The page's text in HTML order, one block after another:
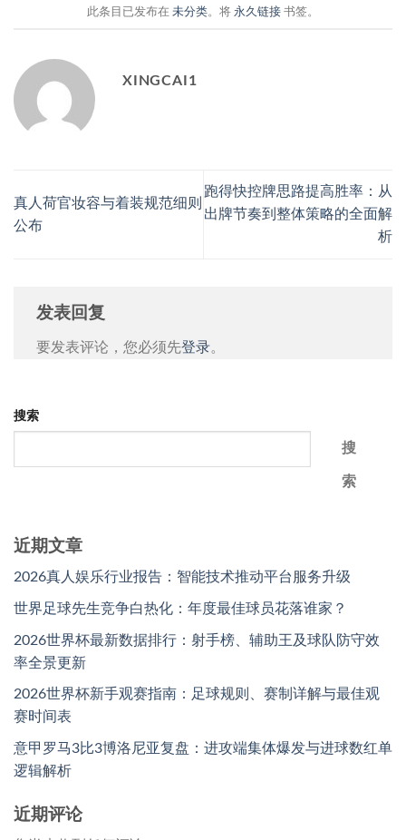
此条目已发布在 未分类。将 永久链接 书签。
XINGCAI1
真人荷官妆容与着装规范细则
公布
跑得快控牌思路提高胜率：从
出牌节奏到整体策略的全面解
析
发表回复
要发表评论，您必须先登录。
搜索
搜
索
近期文章
2026真人娱乐行业报告：智能技术推动平台服务升级
世界足球先生竞争白热化：年度最佳球员花落谁家？
2026世界杯最新数据排行：射手榜、辅助王及球队防守效
率全景更新
2026世界杯新手观赛指南：足球规则、赛制详解与最佳观
赛时间表
意甲罗马3比3博洛尼亚复盘：进攻端集体爆发与进球数红单
逻辑解析
近期评论